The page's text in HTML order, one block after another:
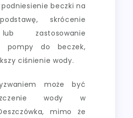
beczki na
skrócenie
zastosowanie
pompy do beczek,
ciśnienie wody.
może być
wody w
mimo że